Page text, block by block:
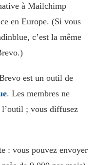
à Mailchimp
en Europe. (Si vous
c’est la même
est un outil de
. Les membres ne
l’outil ; vous diffusez
: vous pouvez envoyer